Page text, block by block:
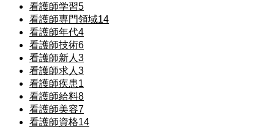
看護師学習5
看護師専門領域14
看護師年代4
看護師技術6
看護師新人 3
看護師求人 3
看護師疾患1
看護師給料8
看護師美容7
看護師資格14